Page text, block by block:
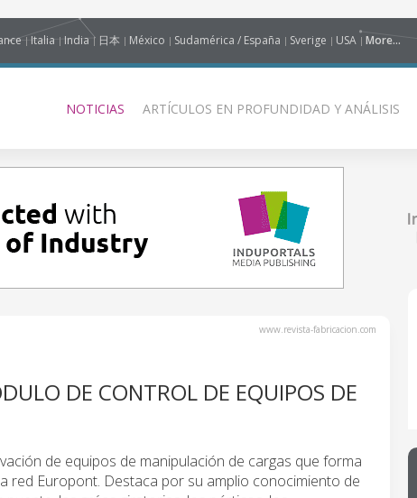
Italia India 日本 México Sudamérica / España Sverige USA More...
NOTICIAS ARTÍCULOS EN PROFUNDIDAD Y ANÁLISIS
www.revista-fabricacion.com
DE CONTROL DE EQUIPOS DE
de equipos de manipulación de cargas que forma
red Europont. Destaca por su amplio conocimiento de